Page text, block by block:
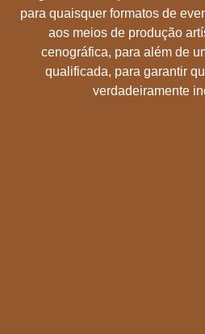
para quaisquer formatos de
aos meios de produção
cenográfica, para além de
qualificada, para garantir
verdadeiramente